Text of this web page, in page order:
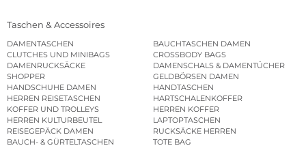
Taschen & Accessoires
DAMENTASCHEN
BAUCHTASCHEN DAMEN
CLUTCHES UND MINIBAGS
CROSSBODY BAGS
DAMENRUCKSÄCKE
DAMENSCHALS & DAMENTÜCHER
SHOPPER
GELDBÖRSEN DAMEN
HANDSCHUHE DAMEN
HANDTASCHEN
HERREN REISETASCHEN
HARTSCHALENKOFFER
KOFFER UND TROLLEYS
HERREN KOFFER
HERREN KULTURBEUTEL
LAPTOPTASCHEN
REISEGEPÄCK DAMEN
RUCKSÄCKE HERREN
BAUCH- & GÜRTELTASCHEN
TOTE BAG